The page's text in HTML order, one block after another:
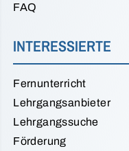
FAQ
INTERESSIERTE
Fernunterricht
Lehrgangsanbieter
Lehrgangssuche
Förderung